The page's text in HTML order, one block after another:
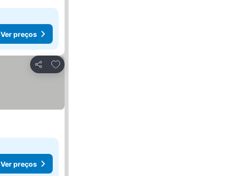
Ver preços
Partilhar
Adicionar aos favoritos
Ver preços